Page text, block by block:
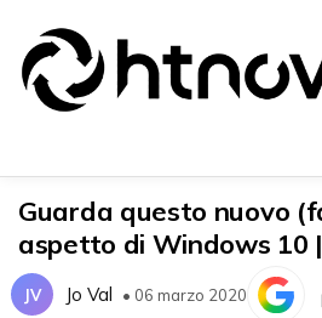
Guarda questo nuovo
aspetto di Windows 10
JV Jo Val • 06 marzo 2020